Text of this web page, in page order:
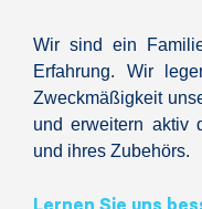
Wir sind ein
Erfahrung. Wir
Zweckmäßigkeit
und erweitern aktiv
und ihres Zubehörs.